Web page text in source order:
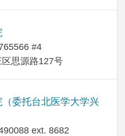
#4
思源路127号
委托台北医学大学兴
ext. 8682